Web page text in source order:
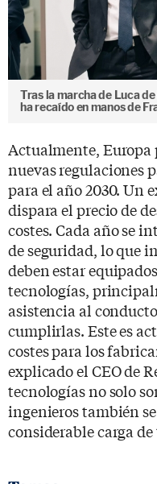
Tras la marcha de Luca
ha recaído en manos de
Actualmente, Europa
nuevas regulaciones
para el año 2030. Un
dispara el precio de
costes. Cada año se
de seguridad, lo que
deben estar
tecnologías,
asistencia al
cumplirlas. Este es
costes para los
explicado el CEO de
tecnologías no solo
ingenieros también
considerable carga